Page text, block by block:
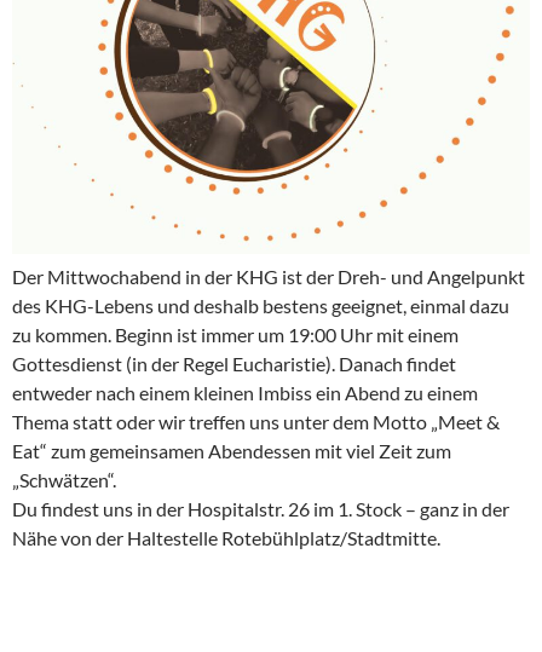
Der Mittwochabend in der KHG ist der Dreh- und Angelpunkt
des KHG-Lebens und deshalb bestens geeignet, einmal dazu
zu kommen. Beginn ist immer um 19:00 Uhr mit einem
Gottesdienst (in der Regel Eucharistie). Danach findet
entweder nach einem kleinen Imbiss ein Abend zu einem
Thema statt oder wir treffen uns unter dem Motto „Meet &
Eat“ zum gemeinsamen Abendessen mit viel Zeit zum
„Schwätzen“.
Du findest uns in der Hospitalstr. 26 im 1. Stock – ganz in der
Nähe von der Haltestelle Rotebühlplatz/Stadtmitte.